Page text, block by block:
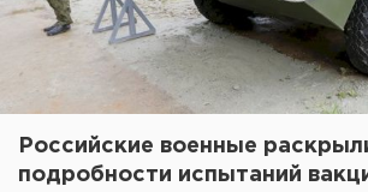
Российские военные
подробности испытаний